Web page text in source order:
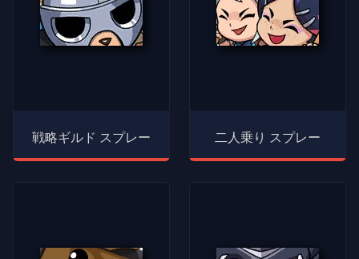
戦略ギルド スプレー 二人乗り スプレー